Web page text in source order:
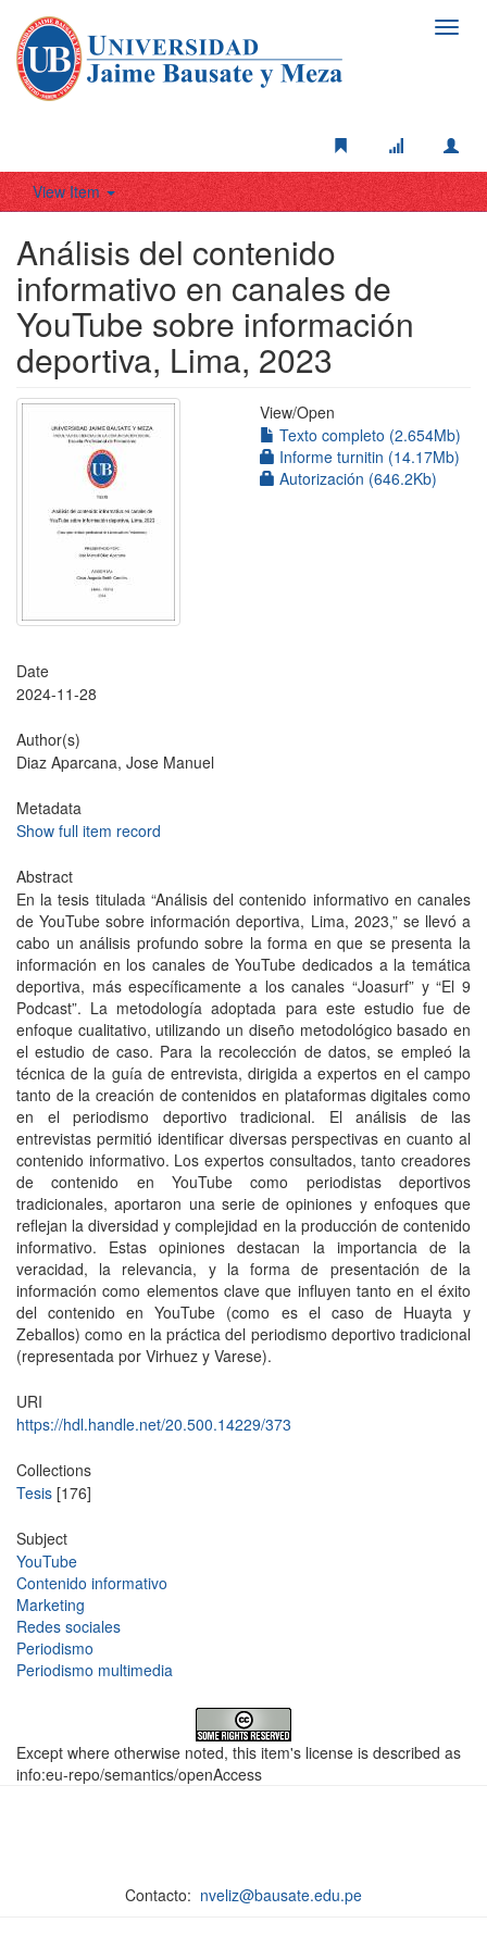
View Item
Análisis del contenido
informativo en canales de
YouTube sobre información
deportiva, Lima, 2023
View/Open
Texto completo (2.654Mb)
Informe turnitin (14.17Mb)
Autorización (646.2Kb)
Date
2024-11-28
Author(s)
Diaz Aparcana, Jose Manuel
Metadata
Show full item record
Abstract
En la tesis titulada “Análisis del contenido informativo en canales
de YouTube sobre información deportiva, Lima, 2023,” se llevó a
cabo un análisis profundo sobre la forma en que se presenta la
información en los canales de YouTube dedicados a la temática
deportiva, más específicamente a los canales “Joasurf” y “El 9
Podcast”. La metodología adoptada para este estudio fue de
enfoque cualitativo, utilizando un diseño metodológico basado en
el estudio de caso. Para la recolección de datos, se empleó la
técnica de la guía de entrevista, dirigida a expertos en el campo
tanto de la creación de contenidos en plataformas digitales como
en el periodismo deportivo tradicional. El análisis de las
entrevistas permitió identificar diversas perspectivas en cuanto al
contenido informativo. Los expertos consultados, tanto creadores
de contenido en YouTube como periodistas deportivos
tradicionales, aportaron una serie de opiniones y enfoques que
reflejan la diversidad y complejidad en la producción de contenido
informativo. Estas opiniones destacan la importancia de la
veracidad, la relevancia, y la forma de presentación de la
información como elementos clave que influyen tanto en el éxito
del contenido en YouTube (como es el caso de Huayta y
Zeballos) como en la práctica del periodismo deportivo tradicional
(representada por Virhuez y Varese).
URI
https://hdl.handle.net/20.500.14229/373
Collections
Tesis [176]
Subject
YouTube
Contenido informativo
Marketing
Redes sociales
Periodismo
Periodismo multimedia
Except where otherwise noted, this item's license is described as
info:eu-repo/semantics/openAccess
Contacto: nveliz@bausate.edu.pe